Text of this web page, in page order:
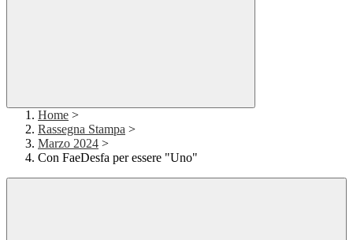
Home >
Rassegna Stampa >
Marzo 2024 >
Con FaeDesfa per essere "Uno"